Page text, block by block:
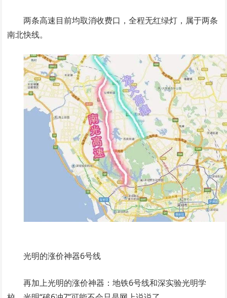
两条高速目前均取消收费口，全程无红绿灯，属于两条
南北快线。
光明的涨价神器6号线
再加上光明的涨价神器：地铁6号线和深实验光明学